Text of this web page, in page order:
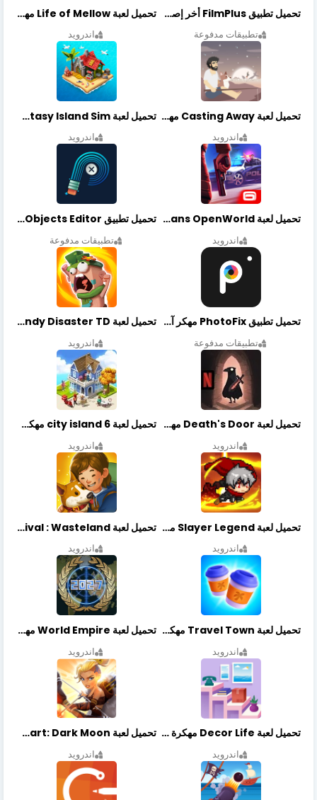
تحميل تطبيق FilmPlus أخر إصدار
تطبيقات مدفوعة
تحميل لعبة Life of Mellow مهكرة أخر إصدار
اندرويد
تحميل لعبة Casting Away مهكرة أخر إصدار
اندرويد
تحميل لعبة Fantasy Island Sim مهكرة أخر إصدار
اندرويد
تحميل لعبة Gangstar New Orleans OpenWorld مهكرة أخر إصدار
اندرويد
تحميل تطبيق Retouch Remove Objects Editor مهكرة اخر إصدار
تطبيقات مدفوعة
تحميل تطبيق PhotoFix مهكر آخر إصدار
تطبيقات مدفوعة
تحميل لعبة Candy Disaster TD مهكرة اخر إصدار
اندرويد
تحميل لعبة Death's Door مهكرة أخر إصدار
اندرويد
تحميل لعبة city island 6 مهكرة أخر إصدار
اندرويد
تحميل لعبة Slayer Legend مهكرة أخر إصدار
اندرويد
تحميل لعبة Merge Survival : Wasteland مهكرة أخر إصدار
اندرويد
تحميل لعبة Travel Town مهكرة أخر إصدار
اندرويد
تحميل لعبة World Empire مهكرة أخر إصدار
اندرويد
تحميل لعبة Decor Life مهكرة أخر إصدار
اندرويد
تحميل لعبة Lionheart: Dark Moon مهكرة أخر إصدار
اندرويد